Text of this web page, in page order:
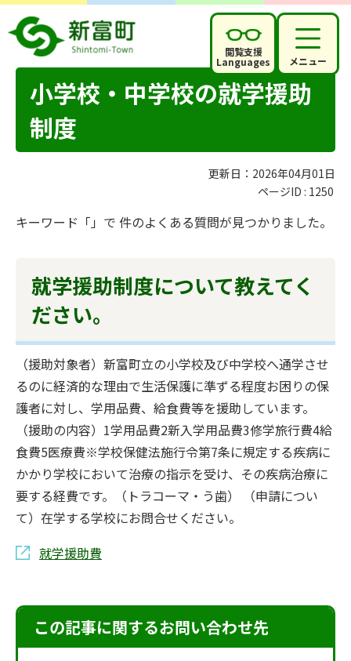
閲覧支援
Languages メニュー
小学校・中学校の就学援助
制度
更新日：2026年04月01日
ページID : 1250
キーワード「」で 件のよくある質問が見つかりました。
就学援助制度について教えてく
ださい。
（援助対象者）新富町立の小学校及び中学校へ通学させ
るのに経済的な理由で生活保護に準ずる程度お困りの保
護者に対し、学用品費、給食費等を援助しています。
（援助の内容）1学用品費2新入学用品費3修学旅行費4給
食費5医療費※学校保健法施行令第7条に規定する疾病に
かかり学校において治療の指示を受け、その疾病治療に
要する経費です。（トラコーマ・う歯） （申請につい
て）在学する学校にお問合せください。
就学援助費
この記事に関するお問い合わせ先